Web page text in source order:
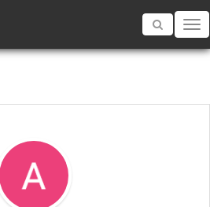
Toggle